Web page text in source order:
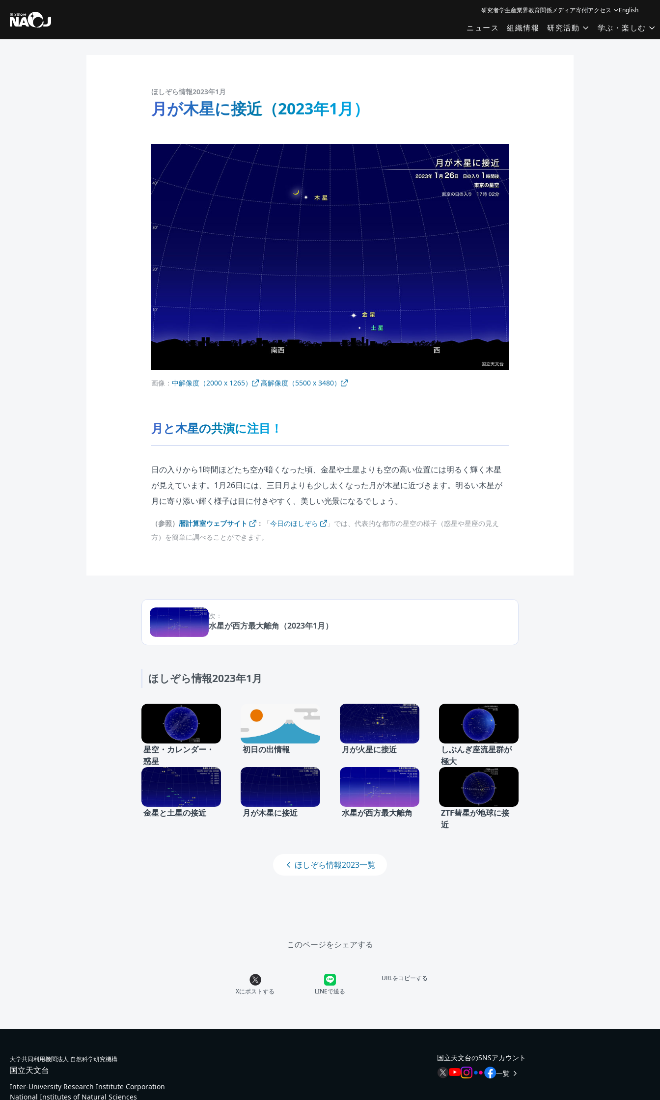
ニュース 組織情報 研究活動 学ぶ・楽しむ
研究者学生産業界教育関係メディア寄付アクセス English
ほしぞら情報2023年1月
月が木星に接近（2023年1月）
画像： 中解像度（2000 x 1265） 高解像度（5500 x 3480）
月と木星の共演に注目！
日の入りから1時間ほどたち空が暗くなった頃、金星や土星よりも空の高い位置には明るく輝く木星
が見えています。1月26日には、三日月よりも少し太くなった月が木星に近づきます。明るい木星が
月に寄り添い輝く様子は目に付きやすく、美しい光景になるでしょう。
（参照） 暦計算室ウェブサイト ： 「今日のほしぞら
」では、代表的な都市の星空の様子（惑星や星座の見え
方）を簡単に調べることができます。
次：
水星が西方最大離角（2023年1月）
ほしぞら情報2023年1月
星空・カレンダー・
惑星
初日の出情報 月が火星に接近
しぶんぎ座流星群が
極大
金星と土星の接近 月が木星に接近 水星が西方最大離角
ZTF彗星が地球に接
近
ほしぞら情報2023一覧
このページをシェアする
Xにポストする LINEで送る
URLをコピーする
国立天文台のSNSアカウント
一覧
大学共同利用機関法人 自然科学研究機構
国立天文台
Inter-University Research Institute Corporation
National Institutes of Natural Sciences